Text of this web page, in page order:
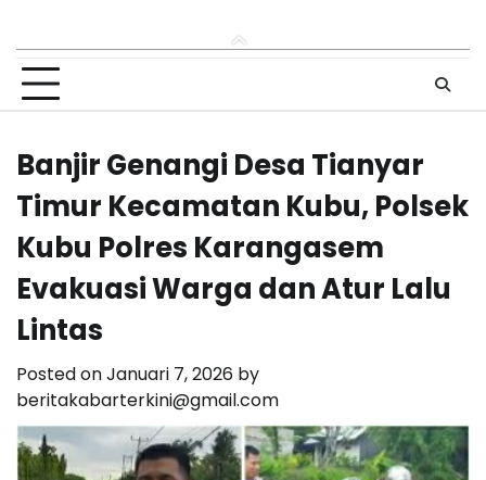
Banjir Genangi Desa Tianyar
Timur Kecamatan Kubu, Polsek
Kubu Polres Karangasem
Evakuasi Warga dan Atur Lalu
Lintas
Posted onJanuari 7, 2026 by
beritakabarterkini@gmail.com